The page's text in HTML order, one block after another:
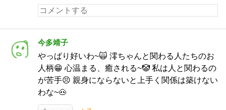
今多靖子
やっぱり好いわ~🙀 澪ちゃんと関わる人たちのお
人柄😁 心温まる、癒される~🤡 私は人と関わるの
が苦手😣 親身にならないと上手く関係は築けない
わな~🐽